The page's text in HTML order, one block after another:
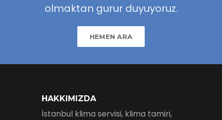
olmaktan gurur duyuyoruz.
HEMEN ARA
HAKKIMIZDA
İstanbul klima servisi, klima tamiri,